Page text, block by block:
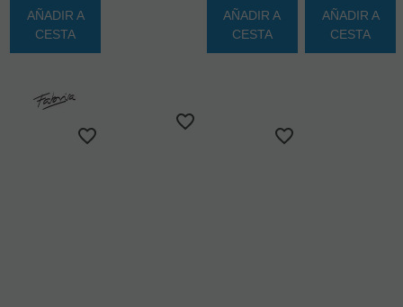
AÑADIR A
CESTA
AÑADIR A
CESTA
AÑADIR A
CESTA